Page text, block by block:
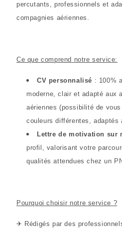
percutants, professionnels et
compagnies aériennes.
Ce que comprend notre service:
CV personnalisé : 100%
moderne, clair et adapté aux
aériennes (possibilité de
couleurs différentes, adaptés
Lettre de motivation sur
profil, valorisant votre
qualités attendues chez un
Pourquoi choisir notre service ?
✈ Rédigés par des